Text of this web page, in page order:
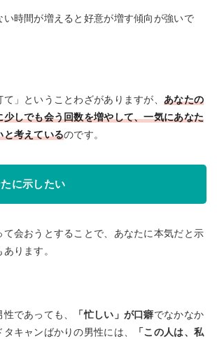
い時間が増えると好意が増す傾向が強いで
て」ということわざがありますが、 あなたの
少しでも会う回数を増やして、一気にあなた
と考えているのです。
に示したい
て会おうとすることで、あなたに本気だと示
ります。
であっても、 「忙しい」が口癖でなかなか
キャンばかりの男性には、
「この人は、私